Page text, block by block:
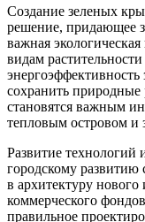
Создание зеленых
решение, придающее
важная
видам
сохранить природные
становятся важным
тепловым островом и
Развитие технологий
городскому
в архитектуру
коммерческого
правильное